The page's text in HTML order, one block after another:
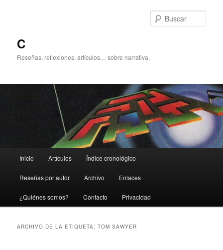
C
Reseñas, reflexiones, artículos… sobre narrativa.
principal
Inicio Artículos Índice cronológico
Reseñas por autor Archivo Enlaces
¿Quiénes somos? Contacto Privacidad
ARCHIVO DE LA ETIQUETA:TOM SAWYER